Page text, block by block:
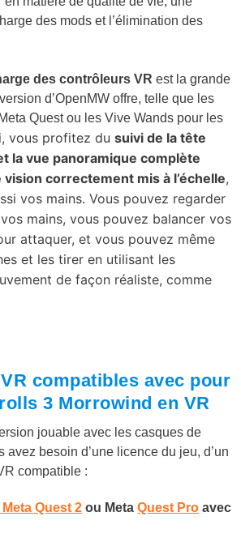
des mods et l’élimination des
des contrôleurs VR est la grande
d’OpenMW offre, telle que les
Quest ou les Vive Wands pour les
vous profitez dusuivi de la tête
la vue panoramique complète
vision correctement mis à l’échelle,
vos mains. Vous pouvez regarder
mains, vous pouvez balancer vos
attaquer, et vous pouvez même
et les tirer en utilisant les
de façon réaliste, comme
compatibles avec pour
3 Morrowind en VR
jouable avec les casques de
avez besoin d’une licence du jeu, d’un
compatible :
Meta Quest 2 ou MetaQuest Pro avec